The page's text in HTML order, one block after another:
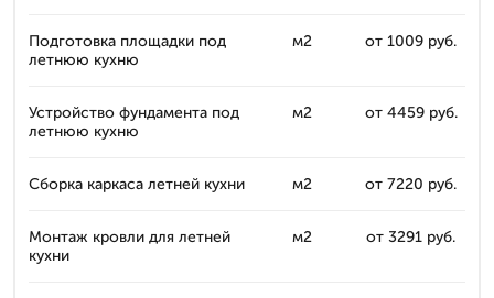
Подготовка площадки под
летнюю кухню
м2 от 1009 руб.
Устройство фундамента под
летнюю кухню
м2 от 4459 руб.
Сборка каркаса летней кухни м2 от 7220 руб.
Монтаж кровли для летней
кухни
м2 от 3291 руб.